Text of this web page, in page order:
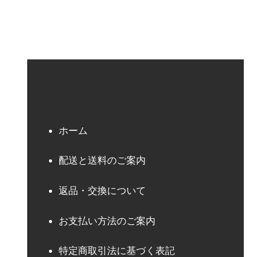
ホーム
配送と送料のご案内
返品・交換について
お支払い方法のご案内
特定商取引法に基づく表記